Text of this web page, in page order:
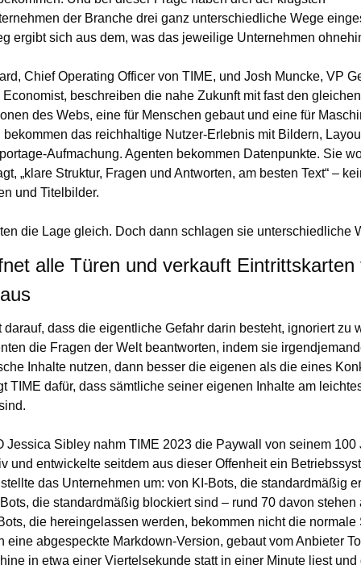
der Branche drei ganz unterschiedliche Wege
ergibt sich aus dem, was das jeweilige Unternehmen
Chief Operating Officer von TIME, und Josh Muncke, VP
beschreiben die nahe Zukunft mit fast den
des Webs, eine für Menschen gebaut und eine für
bekommen das reichhaltige Nutzer-Erlebnis mit Bildern,
Aufmachung. Agenten bekommen Datenpunkte. Sie
„klare Struktur, Fragen und Antworten, am besten Text“ –
und Titelbilder.
die Lage gleich. Doch dann schlagen sie unterschiedliche
alle Türen und verkauft Eintrittskarten
darauf, dass die eigentliche Gefahr darin besteht, ignoriert zu
die Fragen der Welt beantworten, indem sie
Inhalte nutzen, dann besser die eigenen als die eines
TIME dafür, dass sämtliche seiner eigenen Inhalte am
Jessica Sibley nahm TIME 2023 die Paywall von seinem 100
und entwickelte seitdem aus dieser Offenheit ein
das Unternehmen um: von KI-Bots, die standardmäßig
die standardmäßig blockiert sind – rund 70 davon stehen
die hereingelassen werden, bekommen nicht die normale
eine abgespeckte Markdown-Version, gebaut vom Anbieter
in etwa einer Viertelsekunde statt in einer Minute liest und